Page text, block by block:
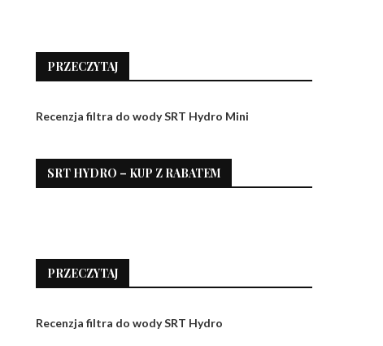
PRZECZYTAJ
Recenzja filtra do wody SRT Hydro Mini
SRT HYDRO – KUP Z RABATEM
PRZECZYTAJ
Recenzja filtra do wody SRT Hydro